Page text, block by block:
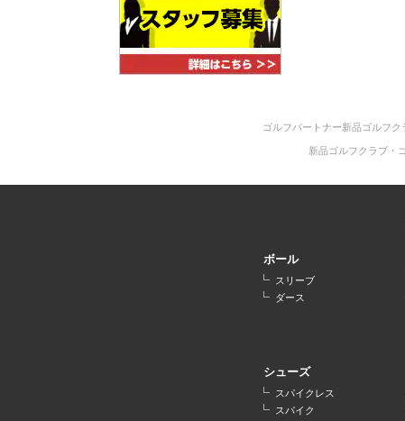
ゴルフパートナー新品ゴルフ
新品ゴルフクラブ・
ボール
スリーブ
ダース
シューズ
スパイクレス
スパイク